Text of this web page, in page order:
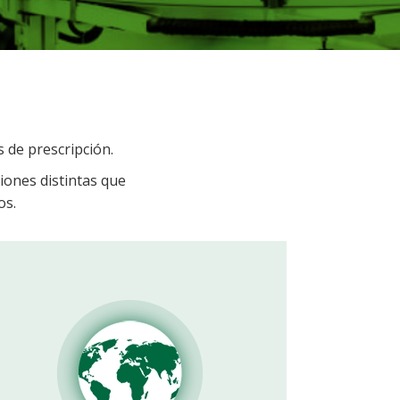
de prescripción.
distintas que